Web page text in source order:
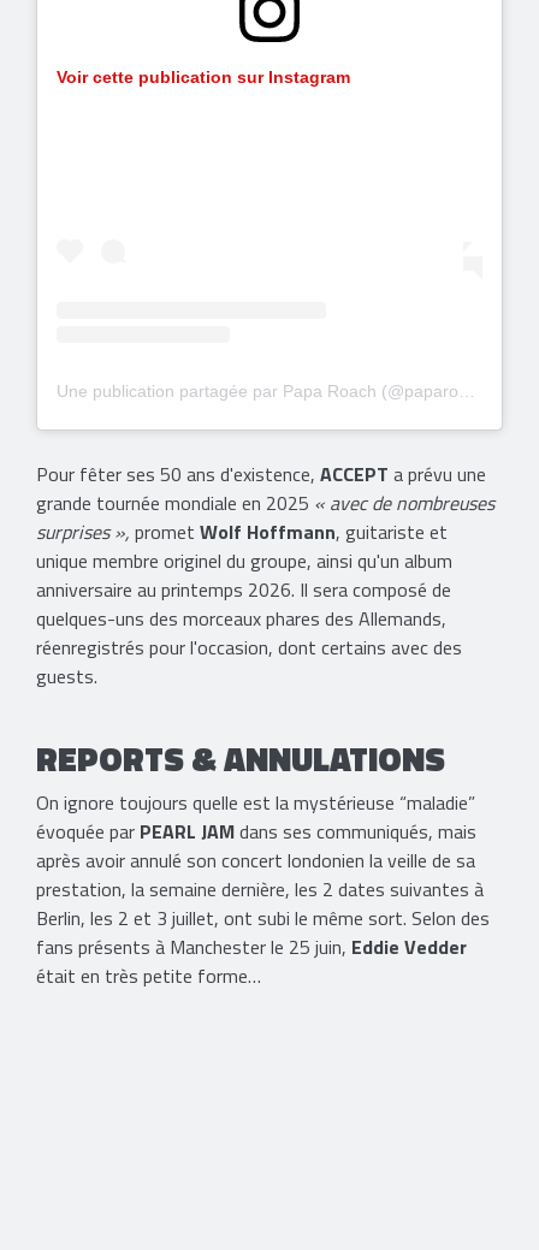
Voir cette publication sur Instagram
Pour fêter ses 50 ans d'existence, ACCEPT a prévu une
grande tournée mondiale en 2025 « avec de nombreuses
surprises », promet Wolf Hoffmann, guitariste et
unique membre originel du groupe, ainsi qu'un album
anniversaire au printemps 2026. Il sera composé de
quelques-uns des morceaux phares des Allemands,
réenregistrés pour l'occasion, dont certains avec des
guests.
REPORTS & ANNULATIONS
On ignore toujours quelle est la mystérieuse “maladie”
évoquée par PEARL JAMdans ses communiqués, mais
après avoir annulé son concert londonien la veille de sa
prestation, la semaine dernière, les 2 dates suivantes à
Berlin, les 2 et 3 juillet, ont subi le même sort. Selon des
fans présents à Manchester le 25 juin, Eddie Vedder
était en très petite forme…